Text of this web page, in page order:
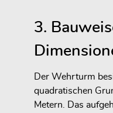
3.
Der Wehrturm
quadratischen
Metern. Das